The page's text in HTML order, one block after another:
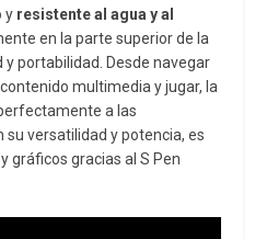
y resistente al agua y al
en la parte superior de la
portabilidad. Desde navegar
multimedia y jugar, la
a las
su versatilidad y potencia, es
gráficos gracias al S Pen